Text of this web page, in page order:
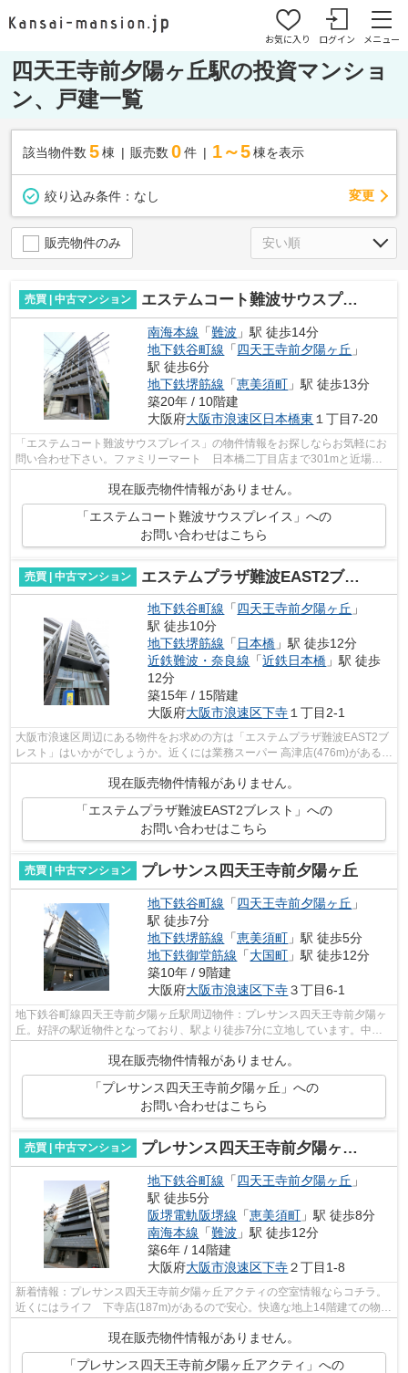
お気に入り ログイン メニュー
四天王寺前夕陽ヶ丘駅の投資マンショ
ン、戸建一覧
該当物件数 5棟 販売数 0 件 1～5 棟を表示
絞り込み条件： なし 変更
販売物件のみ
売買 | 中古マンション エステムコート難波サウスプレイス
南海本線 「難波 」駅 徒歩14分
地下鉄谷町線 「四天王寺前夕陽ヶ丘 」
駅 徒歩6分
地下鉄堺筋線 「恵美須町 」駅 徒歩13分
築20年 / 10階建
大阪府大阪市浪速区日本橋東 １丁目7-20
「エステムコート難波サウスプレイス」の物件情報をお探しならお気軽にお
問い合わせ下さい。ファミリーマート 日本橋二丁目店まで301mと近場に
コンビニがあるのもポイント。普段の移...
現在販売物件情報がありません。
「エステムコート難波サウスプレイス」への
お問い合わせはこちら
売買 | 中古マンション エステムプラザ難波EAST2ブレスト
地下鉄谷町線 「四天王寺前夕陽ヶ丘 」
駅 徒歩10分
地下鉄堺筋線 「 日本橋 」駅 徒歩12分
近鉄難波・奈良線 「近鉄日本橋 」駅 徒歩
12分
築15年 / 15階建
大阪府大阪市浪速区下寺１丁目2-1
大阪市浪速区周辺にある物件をお求めの方は「エステムプラザ難波EAST2ブ
レスト」はいかがでしょうか。近くには業務スーパー 高津店(476m)があるの
現在販売物件情報がありません。
「エステムプラザ難波EAST2ブレスト」への
お問い合わせはこちら
売買 | 中古マンション プレサンス四天王寺前夕陽ヶ丘
地下鉄谷町線 「四天王寺前夕陽ヶ丘 」
駅 徒歩7分
地下鉄堺筋線 「恵美須町 」駅 徒歩5分
地下鉄御堂筋線 「大国町 」駅 徒歩12分
築10年 / 9階建
大阪府大阪市浪速区下寺３丁目6-1
地下鉄谷町線四天王寺前夕陽ヶ丘駅周辺物件：プレサンス四天王寺前夕陽ヶ
丘。好評の駅近物件となっており、駅より徒歩7分に立地しています。中古
現在販売物件情報がありません。
「プレサンス四天王寺前夕陽ヶ丘」への
お問い合わせはこちら
売買 | 中古マンション プレサンス四天王寺前夕陽ヶ丘アクティ
地下鉄谷町線 「四天王寺前夕陽ヶ丘 」
駅 徒歩5分
阪堺電軌阪堺線 「恵美須町 」駅 徒歩8分
南海本線 「難波 」駅 徒歩12分
築6年 / 14階建
大阪府大阪市浪速区下寺２丁目1-8
新着情報：プレサンス四天王寺前夕陽ヶ丘アクティの空室情報ならコチラ。
近くにはライフ 下寺店(187m)があるので安心。快適な地上14階建ての物
件。周辺環境も良好で、物件から徒歩5分...
現在販売物件情報がありません。
「プレサンス四天王寺前夕陽ヶ丘アクティ」への